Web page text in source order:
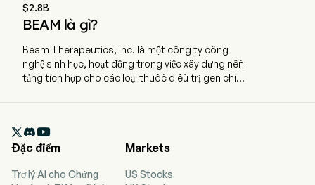
$2.8B
BEAM là gì?
Beam Therapeutics, Inc. là một công ty công
nghệ sinh học, hoạt động trong việc xây dựng nền
tảng tích hợp cho các loại thuốc điều trị gen chính
ra công chúng (IPO) vào ngày 6 tháng 2 năm
2020. Bộ công nghệ chỉnh sửa gen của công ty
được thiết kế để cho phép thay đổi chính xác, dự

Đặc điểm
Trợ lý AI cho Chứng
Markets
US Stocks